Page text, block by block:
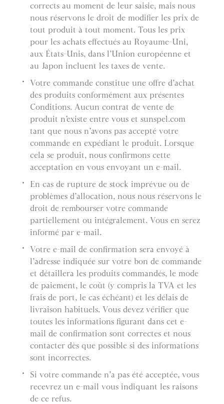
corrects au moment de leur saisie, mais nous
nous réservons le droit de modifier les prix de
tout produit à tout moment. Tous les prix
pour les achats effectués au Royaume-Uni,
aux États-Unis, dans l’Union européenne et
au Japon incluent les taxes de vente.
Votre commande constitue une offre d’achat
des produits conformément aux présentes
Conditions. Aucun contrat de vente de
produit n’existe entre vous et sunspel.com
tant que nous n’avons pas accepté votre
commande en expédiant le produit. Lorsque
cela se produit, nous confirmons cette
acceptation en vous envoyant un e-mail.
En cas de rupture de stock imprévue ou de
problèmes d’allocation, nous nous réservons le
droit de rembourser votre commande
partiellement ou intégralement. Vous en serez
informé par e-mail.
Votre e-mail de confirmation sera envoyé à
l’adresse indiquée sur votre bon de commande
et détaillera les produits commandés, le mode
de paiement, le coût (y compris la TVA et les
frais de port, le cas échéant) et les délais de
livraison habituels. Vous devez vérifier que
toutes les informations figurant dans cet e-
mail de confirmation sont correctes et nous
contacter dès que possible si des informations
sont incorrectes.
Si votre commande n’a pas été acceptée, vous
recevrez un e-mail vous indiquant les raisons
de ce refus.